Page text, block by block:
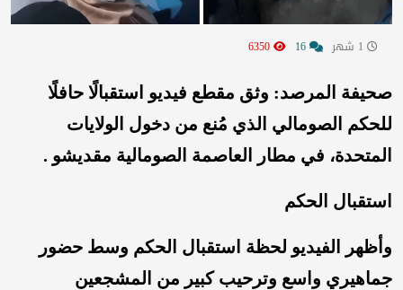
صحيفة المرصد: وثق مقطع فيديو استقبالًا حافلًا
للحكم الصومالي الذي مُنع من دخول الولايات
المتحدة، في مطار العاصمة الصومالية مقديشو .
استقبال الحكم
وأظهر الفيديو لحظة استقبال الحكم وسط حضور
جماهيري واسع وترحيب كبير من المشجعين